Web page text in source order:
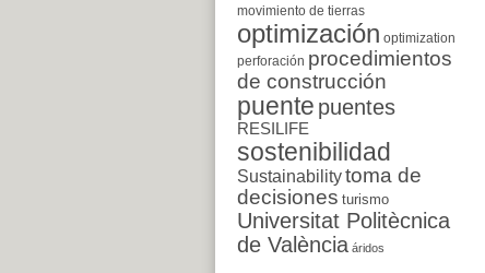
movimiento de tierras
optimización optimization
perforación procedimientos
de construcción
puente puentes
RESILIFE
sostenibilidad
Sustainabilitytoma de
decisiones turismo
Universitat Politècnica
de València áridos